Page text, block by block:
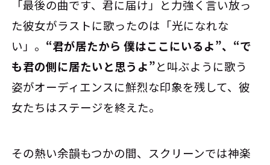
「最後の曲です、君に届け」と力強く言い放っ
た彼女がラストに歌ったのは「光になれな
い」。 “君が居たから 僕はここにいるよ”、“で
も君の側に居たいと思うよ”と叫ぶように歌う
姿がオーディエンスに鮮烈な印象を残して、彼
女たちはステージを終えた。
その熱い余韻もつかの間、スクリーンでは神楽